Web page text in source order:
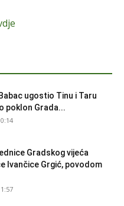
ugostio Tinu i Taru
poklon Grada...
Gradskog vijeća
Ivančice Grgić, povodom